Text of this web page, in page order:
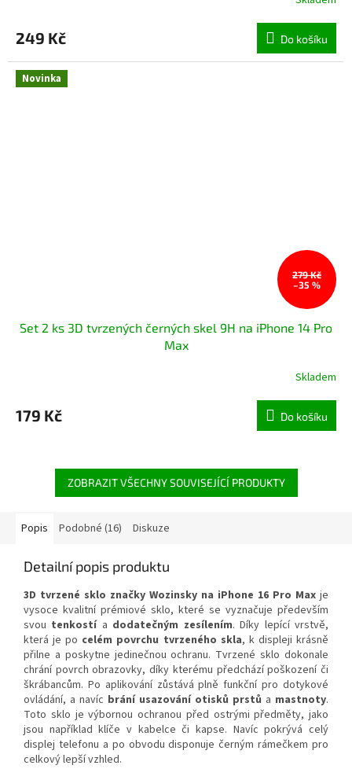
249 Kč Do košíku
Novinka
279 Kč
–35 %
Set 2 ks 3D tvrzených černých skel 9H na iPhone 14 Pro
Max
produktu
je
Skladem
179 Kč Do košíku
ZOBRAZIT VŠECHNY SOUVISEJÍCÍ PRODUKTY
Popis Podobné (16) Diskuze
Detailní popis produktu
3D tvrzené sklo značky Wozinsky na iPhone 16 Pro Max je
vysoce kvalitní prémiové sklo, které se vyznačuje především
svou tenkostía dodatečným zesílením. Díky lepící vrstvě,
která je po celém povrchu tvrzeného skla, k displeji krásně
přilne a poskytne jedinečnou ochranu. Tvrzené sklo dokonale
chrání povrch obrazovky, díky kterému předchází poškození či
škrábancům. Po aplikování zůstává plně funkční pro dotykové
ovládání, a navíc brání usazování otisků prstů a mastnoty.
Toto sklo je výbornou ochranou před ostrými předměty, jako
jsou například klíče v kabelce či kapse. Navíc pokrývá celý
displej telefonu a po obvodu disponuje černým rámečkem pro
celkový lepší vzhled.